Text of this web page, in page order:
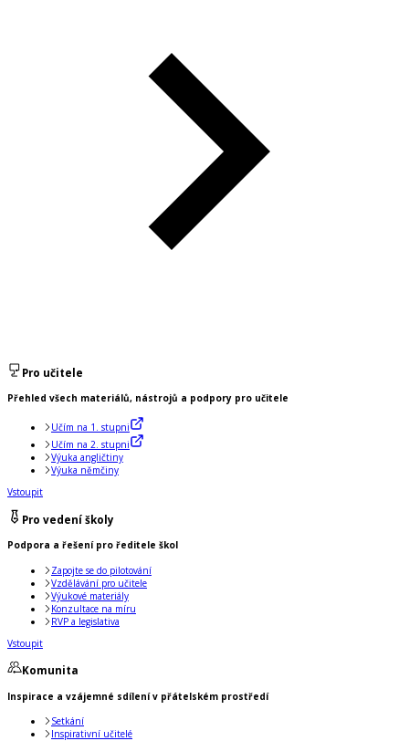
Pro učitele
Přehled všech materiálů, nástrojů a podpory pro učitele
Učím na 1. stupni
Učím na 2. stupni
Výuka angličtiny
Výuka němčiny
Vstoupit
Pro vedení školy
Podpora a řešení pro ředitele škol
Zapojte se do pilotování
Vzdělávání pro učitele
Výukové materiály
Konzultace na míru
RVP a legislativa
Vstoupit
Komunita
Inspirace a vzájemné sdílení v přátelském prostředí
Setkání
Inspirativní učitelé